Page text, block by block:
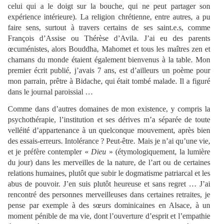
celui qui a le doigt sur la bouche, qui ne peut partager son
expérience intérieure). La religion chrétienne, entre autres, a pu
faire sens, surtout à travers certains de ses saint.e.s, comme
François d’Assise ou Thérèse d’Avila. J’ai eu des parents
œcuménistes, alors Bouddha, Mahomet et tous les maîtres zen et
chamans du monde étaient également bienvenus à la table. Mon
premier écrit publié, j’avais 7 ans, est d’ailleurs un poème pour
mon parrain, prêtre à Bidache, qui était tombé malade. Il a figuré
dans le journal paroissial …
Comme dans d’autres domaines de mon existence, y compris la
psychothérapie, l’institution et ses dérives m’a séparée de toute
velléité d’appartenance à un quelconque mouvement, après bien
des essais-erreurs. Intolérance ? Peut-être. Mais je n’ai qu’une vie,
et je préfère contempler « Dieu » (étymologiquement, la lumière
du jour) dans les merveilles de la nature, de l’art ou de certaines
relations humaines, plutôt que subir le dogmatisme patriarcal et les
abus de pouvoir. J’en suis plutôt heureuse et sans regret … J’ai
rencontré des personnes merveilleuses dans certaines retraites, je
pense par exemple à des sœurs dominicaines en Alsace, à un
moment pénible de ma vie, dont l’ouverture d’esprit et l’empathie